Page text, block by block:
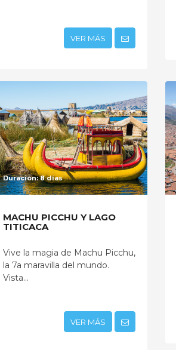
VER MÁS
Duración: 8 días
MACHU PICCHU Y LAGO
TITICACA
Vive la magia de Machu Picchu,
la 7a maravilla del mundo.
Vista...
VER MÁS